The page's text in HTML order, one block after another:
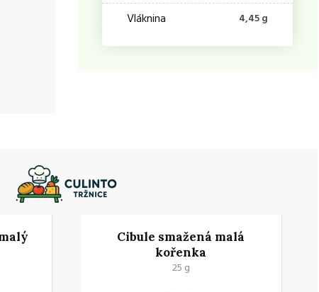
Vláknina 4,45 g
Cibule smažená malá
kořenka
25 g